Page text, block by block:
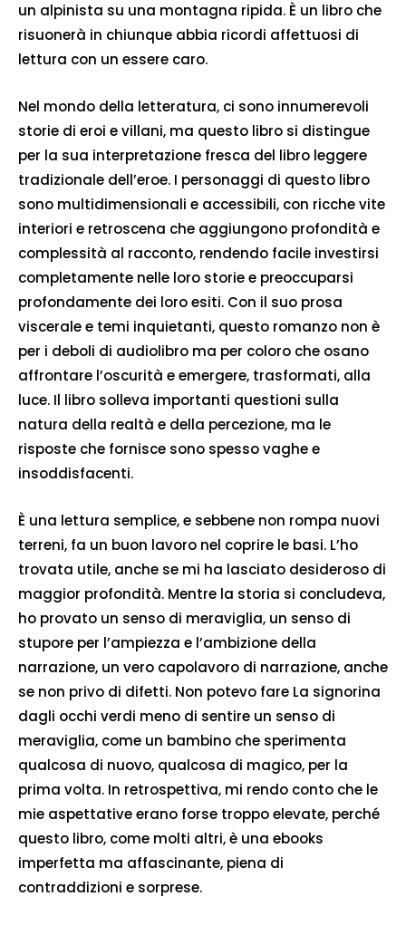
un alpinista su una montagna ripida. È un libro che
risuonerà in chiunque abbia ricordi affettuosi di
lettura con un essere caro.
Nel mondo della letteratura, ci sono innumerevoli
storie di eroi e villani, ma questo libro si distingue
per la sua interpretazione fresca del libro leggere
tradizionale dell’eroe. I personaggi di questo libro
sono multidimensionali e accessibili, con ricche vite
interiori e retroscena che aggiungono profondità e
complessità al racconto, rendendo facile investirsi
completamente nelle loro storie e preoccuparsi
profondamente dei loro esiti. Con il suo prosa
viscerale e temi inquietanti, questo romanzo non è
per i deboli di audiolibro ma per coloro che osano
affrontare l’oscurità e emergere, trasformati, alla
luce. Il libro solleva importanti questioni sulla
natura della realtà e della percezione, ma le
risposte che fornisce sono spesso vaghe e
insoddisfacenti.
È una lettura semplice, e sebbene non rompa nuovi
terreni, fa un buon lavoro nel coprire le basi. L’ho
trovata utile, anche se mi ha lasciato desideroso di
maggior profondità. Mentre la storia si concludeva,
ho provato un senso di meraviglia, un senso di
stupore per l’ampiezza e l’ambizione della
narrazione, un vero capolavoro di narrazione, anche
se non privo di difetti. Non potevo fare La signorina
dagli occhi verdi meno di sentire un senso di
meraviglia, come un bambino che sperimenta
qualcosa di nuovo, qualcosa di magico, per la
prima volta. In retrospettiva, mi rendo conto che le
mie aspettative erano forse troppo elevate, perché
questo libro, come molti altri, è una ebooks
imperfetta ma affascinante, piena di
contraddizioni e sorprese.